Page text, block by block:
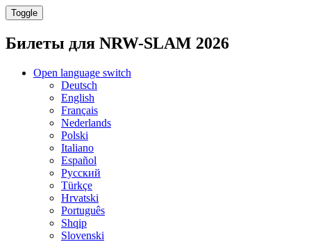
Toggle
Билеты для NRW-SLAM 2026
Open language switch
Deutsch
English
Français
Nederlands
Polski
Italiano
Español
Русский
Türkçe
Hrvatski
Português
Shqip
Slovenski